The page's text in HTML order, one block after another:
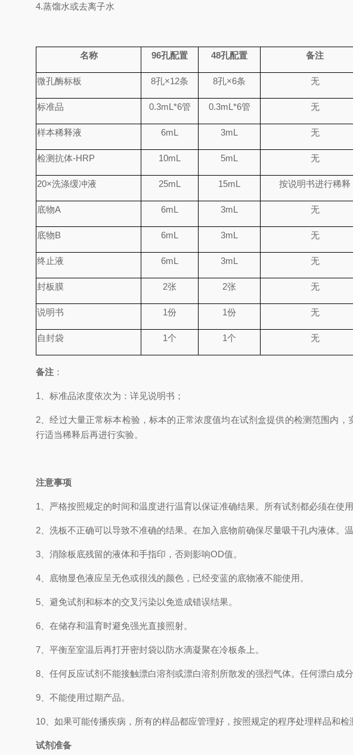
4.蒸馏水或去离子水
名称 96孔配置 48孔配置 备注
微孔酶标板 8孔×12条 8孔×6条 无
标准品 0.3mL*6管 0.3mL*6管 无
样本稀释液 6mL 3mL 无
检测抗体-HRP 10mL 5mL 无
20×洗涤缓冲液 25mL 15mL 按说明书进行稀释
底物A 6mL 3mL 无
底物B 6mL 3mL 无
终止液 6mL 3mL 无
封板膜 2张 2张 无
说明书 1份 1份 无
自封袋 1个 1个 无
备注 ：
1、 标准品浓度依次为 ： 详见说明书；
2、经过大量正常标本检验，标本的正常浓度值均在试剂盒提供的检测范围内，
行适当稀释后再进行实验。
注意事项
1、 严格按照规定的时间和温度进行温育以保证准确结果。所有试剂都必须在使
2、 洗板不正确可以导致不准确的结果。在加入底物前确保尽量吸干孔内液体。
3、 消除板底残留的液体和手指印，否则影响OD值。
4、 底物显色液应呈无色或很浅的颜色，已经变蓝的底物液不能使用。
5、 避免试剂和标本的交叉污染以免造成错误结果。
6、 在储存和温育时避免强光直接照射。
7、 平衡至室温后再打开密封袋以防水滴凝聚在冷板条上。
8、 任何反应试剂不能接触漂白溶剂或漂白溶剂所散发的强烈气体。任何漂白成
9、 不能使用过期产品。
10、 如果可能传播疾病，所有的样品都应管理好，按照规定的程序处理样品和检
试剂准备